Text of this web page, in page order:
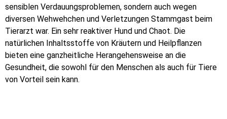
sensiblen Verdauungsproblemen, sondern auch wegen
diversen Wehwehchen und Verletzungen Stammgast beim
Tierarzt war. Ein sehr reaktiver Hund und Chaot. Die
natürlichen Inhaltsstoffe von Kräutern und Heilpflanzen
bieten eine ganzheitliche Herangehensweise an die
Gesundheit, die sowohl für den Menschen als auch für Tiere
von Vorteil sein kann.